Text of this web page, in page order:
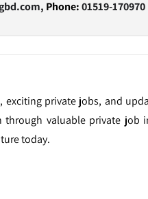
Phone:01519-170970
exciting private jobs, and
through valuable private
today.